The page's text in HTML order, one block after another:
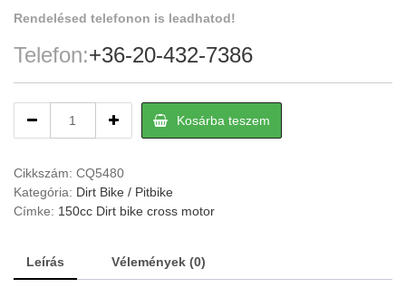
Rendelésed telefonon is leadhatod!
Telefon:+36-20-432-7386
150cc
road
dirt
bike
19/16
kerék
Kosárba teszem
Cikkszám: CQ5480
Kategória: Dirt Bike / Pitbike
Címke: 150cc Dirt bike cross motor
Leírás Vélemények (0)